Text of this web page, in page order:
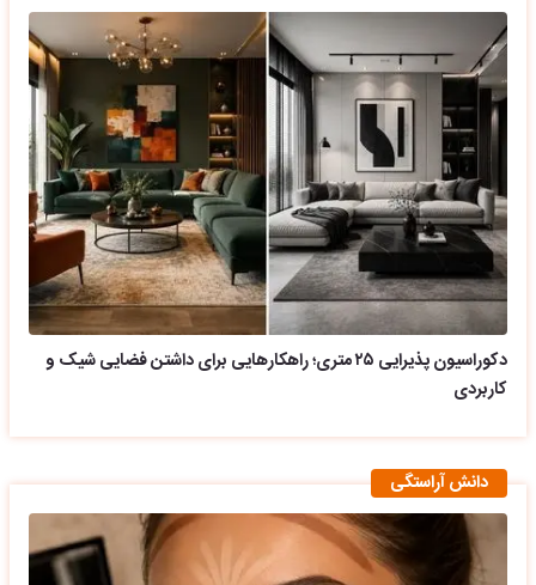
دکوراسیون پذیرایی ۲۵ متری؛ راهکارهایی برای داشتن فضایی شیک و
کاربردی
دانش آراستگی